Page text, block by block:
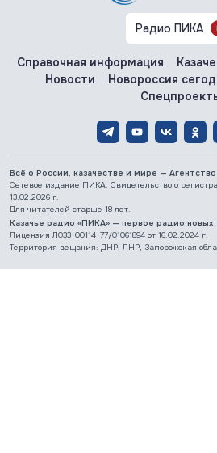
Радио ПИКА
Справочная информация
Новости
Новороссия
Всё о России, казачестве и мире —
Сетевое издание ПИКА. Свидетельство о
13.02.2026 г.
Для читателей старше 18 лет.
Казачье радио «ПИКА» — первое радио
Лицензия Л033-00114-77/01061894 от 16.02.2024 г.
Территория вещания: ДНР, ЛНР, Запорожская